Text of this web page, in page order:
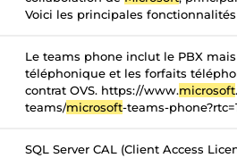
Voici les principales
Le teams phone inclut le PBX
téléphonique et les forfaits
contrat OVS. https://www.microsoft
teams/microsoft-teams-
SQL Server CAL (Client Access